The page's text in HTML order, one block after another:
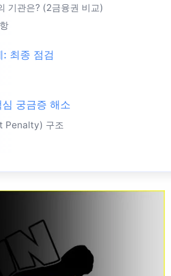
기관은? (2금융권 비교)
최종 점검
궁금증 해소
Penalty) 구조